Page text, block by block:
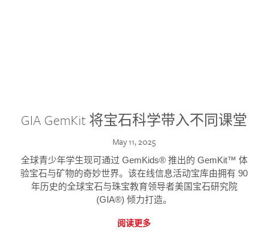
GIA GemKit 将宝石科学带入不同课堂
May 11, 2025
全球青少年学生现可通过 GemKids® 推出的 GemKit™ 体
验宝石与矿物的奇妙世界。该在线信息活动宝库由拥有 90
年历史的全球宝石与珠宝教育领导者美国宝石研究院
(GIA®) 倾力打造。
阅读更多